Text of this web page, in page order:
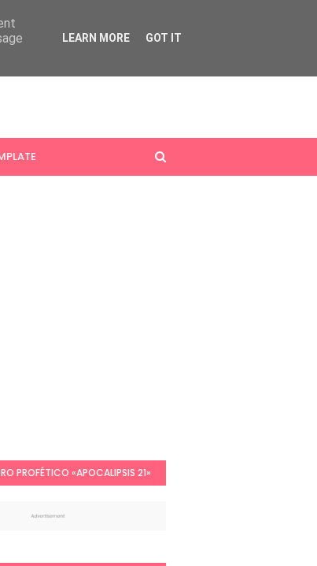
PROFÉTICO «APOCALIPSIS 21»
LEARN MORE GOT IT